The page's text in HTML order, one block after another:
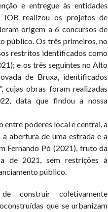
e entregue às entidades
IOB realizou os projetos de
origem a 6 concursos de
público. Os três primeiros, no
restritos identificados como
e os três seguintes no Alto
de Bruxa, identificados
cujas obras foram realizadas
data que findou a nossa
entre poderes local e central, a
abertura de uma estrada e a
Fernando Pó (2021), fruto da
de 2021, sem restrições à
público.
construir coletivamente
que se urbanizam